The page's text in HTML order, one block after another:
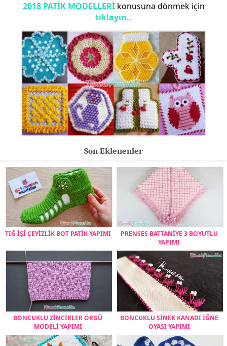
2018 PATİK MODELLERİkonusuna dönmek için
tıklayın..
Son Eklenenler
TIĞ İŞİ ÇEYİZLİK BOT PATİK YAPIMI
PRENSES BATTANİYE 3 BOYUTLU
YAPIMI
BONCUKLU ZİNCİRLER ÖRGÜ
MODELİ YAPIMI
BONCUKLU SİNEK KANADI İĞNE
OYASI YAPIMI